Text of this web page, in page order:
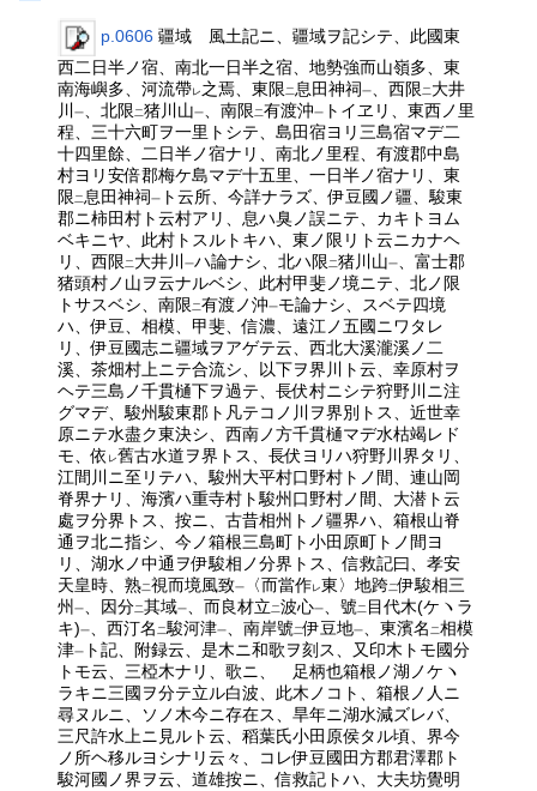
p.0606 疆域 風土記ニ、疆域ヲ記シテ、此國東
西二日半ノ宿、南北一日半之宿、地勢強而山嶺多、東
南海嶼多、河流帶レ 之焉、東限二息田神祠一、西限二大井
川一、北限二猪川山一、南限二有渡沖一 トイヱリ、東西ノ里
程、三十六町ヲ一里トシテ、島田宿ヨリ三島宿マデ二
十四里餘、二日半ノ宿ナリ、南北ノ里程、有渡郡中島
村ヨリ安倍郡梅ケ島マデ十五里、一日半ノ宿ナリ、東
限二息田神祠一 ト云所、今詳ナラズ、伊豆國ノ疆、駿東
郡ニ柿田村ト云村アリ、息ハ臭ノ誤ニテ、カキトヨム
ベキニヤ、此村トスルトキハ、東ノ限リト云ニカナヘ
リ、西限二大井川一ハ論ナシ、北ハ限二猪川山一、富士郡
猪頭村ノ山ヲ云ナルベシ、此村甲斐ノ境ニテ、北ノ限
トサスベシ、南限二有渡ノ沖一モ論ナシ、スベテ四境
ハ、伊豆、相模、甲斐、信濃、遠江ノ五國ニワタレ
リ、伊豆國志ニ疆域ヲアゲテ云、西北大溪瀧溪ノ二
溪、茶畑村上ニテ合流シ、以下ヲ界川ト云、幸原村ヲ
ヘテ三島ノ千貫樋下ヲ過テ、長伏村ニシテ狩野川ニ注
グマデ、駿州駿東郡ト凡テコノ川ヲ界別トス、近世幸
原ニテ水盡ク東決シ、西南ノ方千貫樋マデ水枯竭レド
モ、依 レ舊古水道ヲ界トス、長伏ヨリハ狩野川界タリ、
江間川ニ至リテハ、駿州大平村口野村トノ間、連山岡
脊界ナリ、海濱ハ重寺村ト駿州口野村ノ間、大潜ト云
處ヲ分界トス、按ニ、古昔相州トノ疆界ハ、箱根山脊
通ヲ北ニ指シ、今ノ箱根三島町ト小田原町トノ間ヨ
リ、湖水ノ中通ヲ伊駿相ノ分界トス、信救記曰、孝安
天皇時、熟二視而境風致一 〈而當作レ東〉地跨二伊駿相三
州一、因分二其域一、而良材立二波心一、號二 目代木(ケヽラ
キ)一、西汀名二駿河津一、南岸號二伊豆地一、東濱名二相模
津一 ト記、附録云、是木ニ和歌ヲ刻ス、又印木トモ國分
トモ云、三椏木ナリ、歌ニ、 足柄也箱根ノ湖ノケヽ
ラキニ三國ヲ分テ立ル白波、此木ノコト、箱根ノ人ニ
尋ヌルニ、ソノ木今ニ存在ス、旱年ニ湖水減ズレバ、
三尺許水上ニ見ルト云、稻葉氏小田原侯タル頃、界今
ノ所ヘ移ルヨシナリ云々、コレ伊豆國田方郡君澤郡ト
駿河國ノ界ヲ云、道雄按ニ、信救記トハ、大夫坊覺明